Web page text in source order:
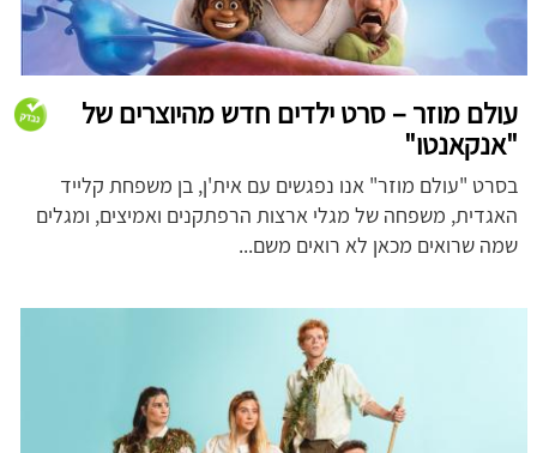
עולם מוזר – סרט ילדים חדש מהיוצרים של
"אנקאנטו"
בסרט "עולם מוזר" אנו נפגשים עם אית'ן, בן משפחת קלייד
האגדית, משפחה של מגלי ארצות הרפתקנים ואמיצים, ומגלים
שמה שרואים מכאן לא רואים משם...